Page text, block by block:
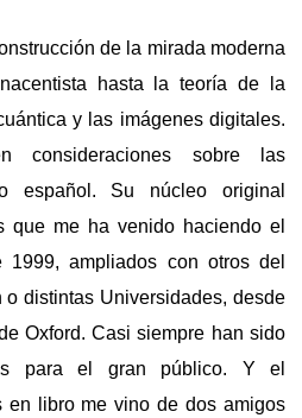
de la mirada moderna
hasta la teoría de la
y las imágenes digitales.
sobre las
español. Su núcleo original
que me ha venido haciendo el
1999, ampliados con otros del
distintas Universidades, desde
Oxford. Casi siempre han sido
para el gran público. Y el
en libro me vino de dos amigos